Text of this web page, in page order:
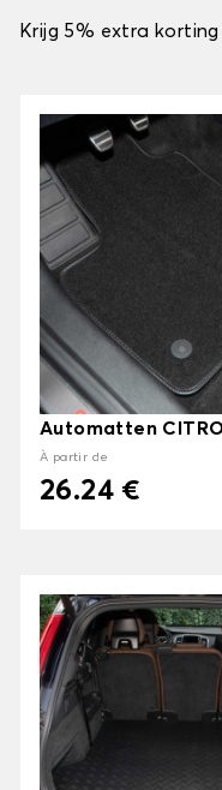
Krijg 5% extra
Automatten
À partir de
26.24 €